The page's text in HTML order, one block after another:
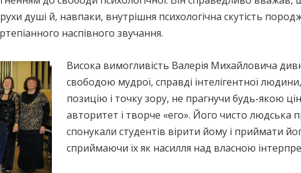
душі й, навпаки, внутрішня психологічна скутість
наспівного звучання.
Висока вимогливість Валерія Михайловича
свободою мудрої, справді інтелігентної
позицію і точку зору, не прагнучи будь-якою
авторитет і творче «его». Його чисто людська
спонукали студентів вірити йому і приймати
сприймаючи їх як насилля над власною